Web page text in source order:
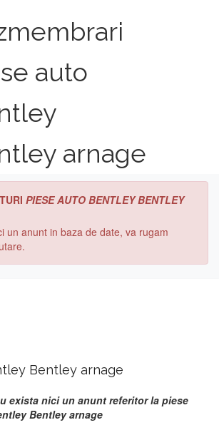
auto
arnage
PIESE AUTO BENTLEY BENTLEY
un anunt in baza de date, va rugam
Bentley arnage
exista nici un anunt referitor la piese
Bentley arnage